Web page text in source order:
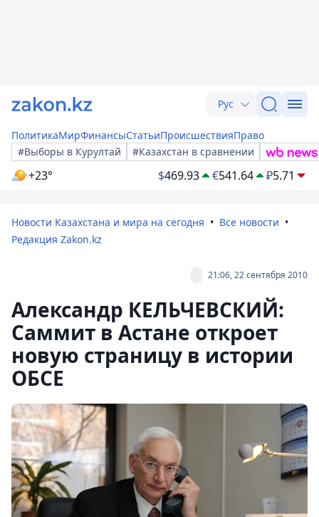
Рус
ПолитикаМирФинансыСтатьиПроисшествияПраво
#Выборы в Курултай
#Казахстан в сравнении
+23° $469.93 €541.64 ₽5.71
Новости Казахстана и мира на сегодня
Все новости
Редакция Zakon.kz
21:06, 22 сентября 2010
Александр КЕЛЬЧЕВСКИЙ:
Саммит в Астане откроет
новую страницу в истории
ОБСЕ